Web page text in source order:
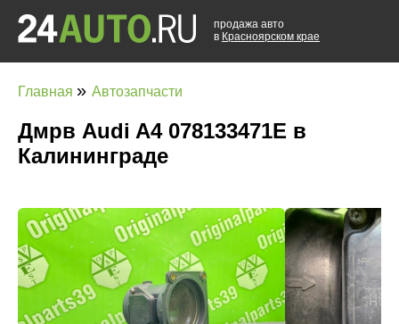
продажа авто
в Красноярском крае
Главная » Автозапчасти
Дмрв Audi A4 078133471E в
Калининграде